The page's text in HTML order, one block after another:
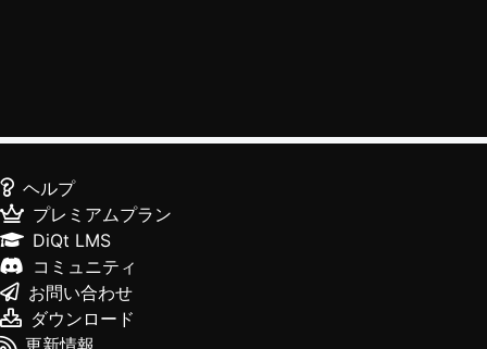
ヘルプ
プレミアムプラン
DiQt LMS
コミュニティ
お問い合わせ
ダウンロード
更新情報